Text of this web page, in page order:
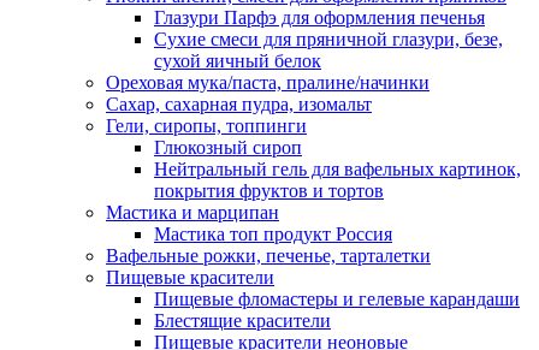
Глазури Парфэ для оформления печенья
Сухие смеси для пряничной глазури, безе,
сухой яичный белок
Ореховая мука/паста, пралине/начинки
Сахар, сахарная пудра, изомальт
Гели, сиропы, топпинги
Глюкозный сироп
Нейтральный гель для вафельных картинок,
покрытия фруктов и тортов
Мастика и марципан
Мастика топ продукт Россия
Вафельные рожки, печенье, тарталетки
Пищевые красители
Пищевые фломастеры и гелевые карандаши
Блестящие красители
Пищевые красители неоновые